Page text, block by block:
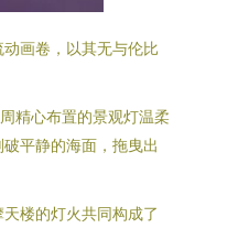
画卷，以其无与伦比
精心布置的景观灯温柔
平静的海面，拖曳出
楼的灯火共同构成了